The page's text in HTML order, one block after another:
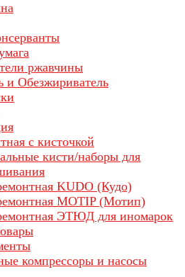
ржавчины
и Обезжириватель
с кисточкой
кисти/наборы для
KUDO (Кудо)
MOTIP (Мотип)
ЭТЮД для иномарок
компрессоры и насосы